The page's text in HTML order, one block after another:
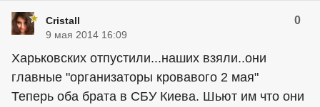
Cristall 0
9 мая 2014 16:09
Харьковских отпустили...наших взяли..они
главные "организаторы кровавого 2 мая"
Теперь оба брата в СБУ Киева. Шьют им что они